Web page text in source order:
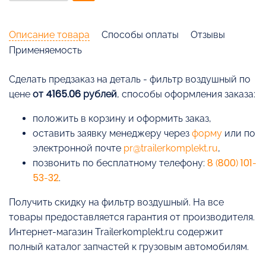
Описание товара Способы оплаты
Отзывы
Применяемость
Cделать предзаказ на деталь - фильтр воздушный по
цене от 4165.06 рублей, способы оформления заказа:
положить в корзину и оформить заказ,
оставить заявку менеджеру через форму или по
электронной почте pr@trailerkomplekt.ru,
позвонить по бесплатному телефону: 8 (800) 101-
53-32.
Получить скидку на фильтр воздушный. На все
товары предоставляется гарантия от производителя.
Интернет-магазин Trailerkomplekt.ru содержит
полный каталог запчастей к грузовым автомобилям.